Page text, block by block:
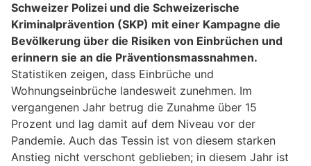
Schweizer Polizei und die Schweizerische
Kriminalprävention (SKP) mit einer Kampagne die
Bevölkerung über die Risiken von Einbrüchen und
erinnern sie an die Präventionsmassnahmen.
Statistiken zeigen, dass Einbrüche und
Wohnungseinbrüche landesweit zunehmen. Im
vergangenen Jahr betrug die Zunahme über 15
Prozent und lag damit auf dem Niveau vor der
Pandemie. Auch das Tessin ist von diesem starken
Anstieg nicht verschont geblieben; in diesem Jahr ist